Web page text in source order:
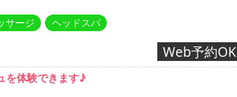
Web予約OK
サージ ヘッドスパ
を体験できます♪